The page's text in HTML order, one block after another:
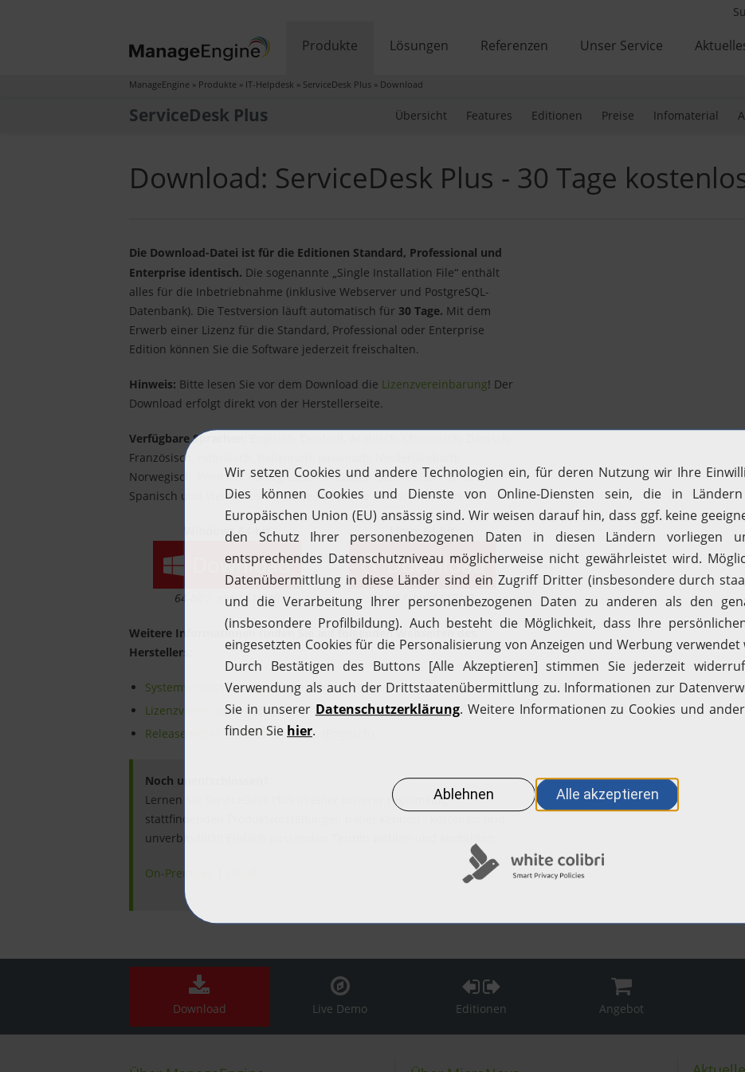
Produkte Lösungen Referenzen Unser Service
ManageEngine » Produkte » IT-Helpdesk » ServiceDesk Plus » Download
ServiceDesk Plus Übersicht Features Editionen Preise Infomaterial
Download: ServiceDesk Plus - 30 Tage
Die Download-Datei ist für die Editionen Standard, Professional und
Enterprise identisch. Die sogenannte „Single Installation File“ enthält
alles für die Inbetriebnahme (inklusive Webserver und PostgreSQL-
Datenbank). Die Testversion läuft automatisch für 30 Tage. Mit dem
Erwerb einer Lizenz für die Standard, Professional oder Enterprise
Edition können Sie die Software jederzeit freischalten.
Hinweis: Bitte lesen Sie vor dem Download die Lizenzvereinbarung! Der
Download erfolgt direkt von der Herstellerseite.
Verfügbare Sprachen:
Französisch, Hebräisch, Italienisch, Japanisch, Niederländisch,
Norwegisch, Polnisch, Portugiesisch, Russisch, Schwedisch, Serbisch,
Spanisch und Vietnamesisch. Eine komplette Übersicht finden Siehier.
Windows 64-bit
Download
64-bit / .exe / 513MB
Linux 64-bit
Download
64-bit / .bin / 617MB
Weitere Informationen finden Sie auf folgenden Webseiten des
Herstellers:
Systemvoraussetzungen(Englisch)
Lizenzvereinbarung(Englisch)
Release Notes und Service Packs
Noch unentschlossen?
Lernen Sie ServiceDesk Plus in einer unserer regelmäßig
stattfindenden Produktvorstellungen näher kennen - kostenlos und
unverbindlich! Einfach passenden Termin wählen und anmelden:
On-Premises
Download Live Demo Editionen Angebot